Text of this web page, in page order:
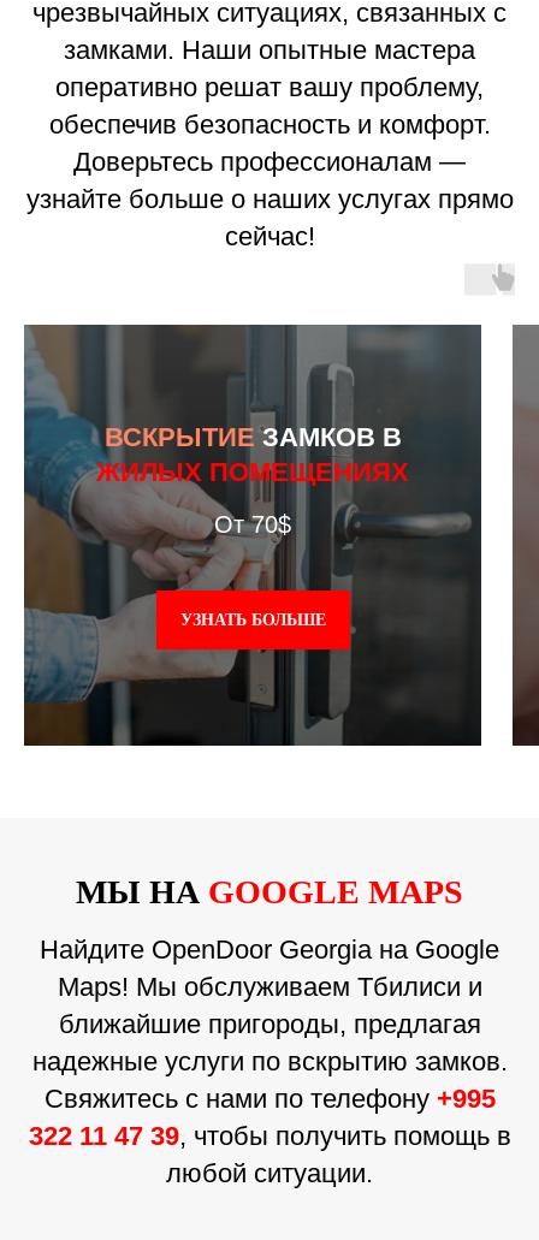
чрезвычайных ситуациях, связанных с
замками. Наши опытные мастера
оперативно решат вашу проблему,
обеспечив безопасность и комфорт.
Доверьтесь профессионалам —
узнайте больше о наших услугах прямо
сейчас!
ВСКРЫТИЕЗАМКОВ В
ЖИЛЫХ ПОМЕЩЕНИЯХ
От 70$
УЗНАТЬ БОЛЬШЕ
МЫ НА GOOGLE MAPS
Найдите OpenDoor Georgia на Google
Maps! Мы обслуживаем Тбилиси и
ближайшие пригороды, предлагая
надежные услуги по вскрытию замков.
Свяжитесь с нами по телефону +995
322 11 47 39, чтобы получить помощь в
любой ситуации.